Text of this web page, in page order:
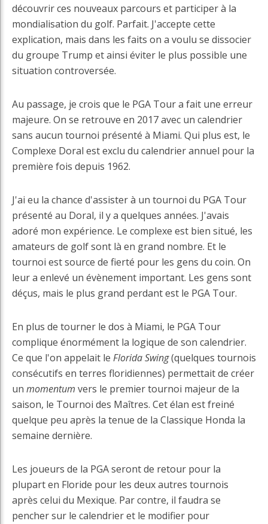
découvrir ces nouveaux parcours et participer à la
mondialisation du golf. Parfait. J'accepte cette
explication, mais dans les faits on a voulu se dissocier
du groupe Trump et ainsi éviter le plus possible une
situation controversée.
Au passage, je crois que le PGA Tour a fait une erreur
majeure. On se retrouve en 2017 avec un calendrier
sans aucun tournoi présenté à Miami. Qui plus est, le
Complexe Doral est exclu du calendrier annuel pour la
première fois depuis 1962.
J'ai eu la chance d'assister à un tournoi du PGA Tour
présenté au Doral, il y a quelques années. J'avais
adoré mon expérience. Le complexe est bien situé, les
amateurs de golf sont là en grand nombre. Et le
tournoi est source de fierté pour les gens du coin. On
leur a enlevé un évènement important. Les gens sont
déçus, mais le plus grand perdant est le PGA Tour.
En plus de tourner le dos à Miami, le PGA Tour
complique énormément la logique de son calendrier.
Ce que l'on appelait le Florida Swing(quelques tournois
consécutifs en terres floridiennes) permettait de créer
un momentum vers le premier tournoi majeur de la
saison, le Tournoi des Maîtres. Cet élan est freiné
quelque peu après la tenue de la Classique Honda la
semaine dernière.
Les joueurs de la PGA seront de retour pour la
plupart en Floride pour les deux autres tournois
après celui du Mexique. Par contre, il faudra se
pencher sur le calendrier et le modifier pour